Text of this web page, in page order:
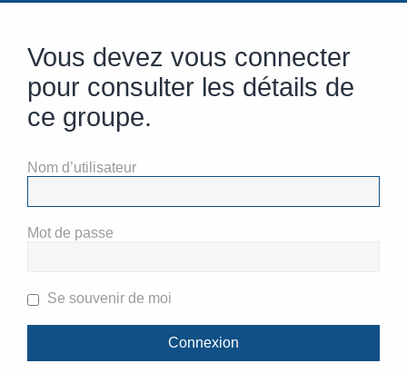
Vous devez vous connecter
pour consulter les détails de
ce groupe.
Nom d’utilisateur
Mot de passe
Se souvenir de moi